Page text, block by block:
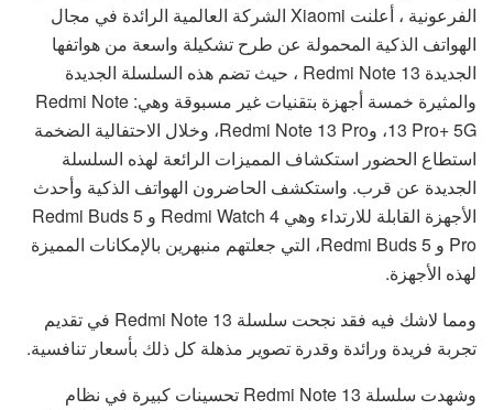
الفرعونية ، أعلنت Xiaomi الشركة العالمية الرائدة في مجال
الهواتف الذكية المحمولة عن طرح تشكيلة واسعة من هواتفها
الجديدة Redmi Note 13 ، حيث تضم هذه السلسلة الجديدة
والمثيرة خمسة أجهزة بتقنيات غير مسبوقة وهي: Redmi Note
13 Pro+ 5G، وRedmi Note 13 Pro، وخلال الاحتفالية الضخمة
استطاع الحضور استكشاف المميزات الرائعة لهذه السلسلة
الجديدة عن قرب. واستكشف الحاضرون الهواتف الذكية وأحدث
الأجهزة القابلة للارتداء وهي Redmi Watch 4 و Redmi Buds 5
Pro و Redmi Buds 5، التي جعلتهم منبهرين بالإمكانات المميزة
لهذه الأجهزة.
ومما لاشك فيه فقد نجحت سلسلة Redmi Note 13 في تقديم
تجربة فريدة ورائدة وقدرة تصوير مذهلة كل ذلك بأسعار تنافسية.
وشهدت سلسلة Redmi Note 13 تحسينات كبيرة في نظام